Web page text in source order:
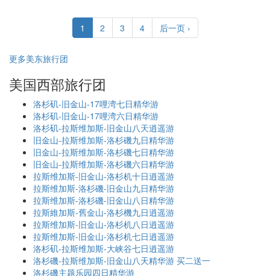
1 2 3 4 后一页 ›
更多美东旅行团
美国西部旅行团
洛杉矶-旧金山-17哩湾七日精华游
洛杉矶-旧金山-17哩湾六日精华游
洛杉矶-拉斯维加斯-旧金山八天逍遥游
旧金山-拉斯维加斯-洛杉磯九日精华游
旧金山-拉斯维加斯-洛杉磯七日精华游
旧金山-拉斯维加斯-洛杉磯六日精华游
拉斯维加斯-旧金山-洛杉机十日逍遥游
拉斯维加斯-洛杉磯-旧金山九日精华游
拉斯维加斯-洛杉磯-旧金山八日精华游
拉斯維加斯-舊金山-洛杉機九日逍遥游
拉斯维加斯-旧金山-洛杉机八日逍遥游
拉斯维加斯-旧金山-洛杉机七日逍遥游
洛杉矶-拉斯维加斯-大峡谷七日逍遥游
洛杉磯-拉斯维加斯-旧金山八天精华游 买二送一
洛杉磯主题乐园四日精华游